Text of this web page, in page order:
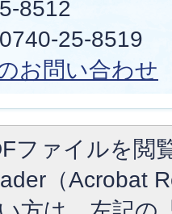
8512
25-8519
お問い合わせ
ファイルを閲
（Acrobat